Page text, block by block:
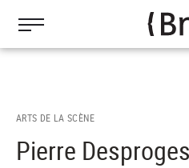
contenu
ARTS DE LA SCÈNE
Pierre